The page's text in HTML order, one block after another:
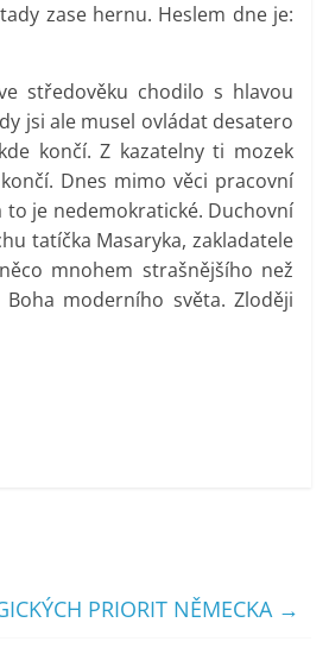
zase hernu. Heslem dne je:
středověku chodilo s hlavou
jsi ale musel ovládat desatero
končí. Z kazatelny ti mozek
Dnes mimo věci pracovní
je nedemokratické. Duchovní
tatíčka Masaryka, zakladatele
mnohem strašnějšího než
moderního světa. Zloději
PRIORIT NĚMECKA →